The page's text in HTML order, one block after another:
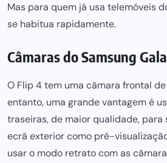
Mas para quem já usa telemóveis
se habitua rapidamente.
Câmaras do Samsung
O Flip 4tem uma câmara frontal de
entanto, uma grande vantagem é
traseiras, de maior qualidade, para
ecrã exterior como pré-
usar o modo retrato com as